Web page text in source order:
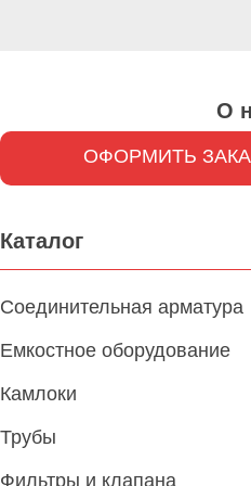
О
ОФОРМИТЬ
Каталог
Соединительная арматура
Емкостное оборудование
Камлоки
Трубы
Фильтры и клапана